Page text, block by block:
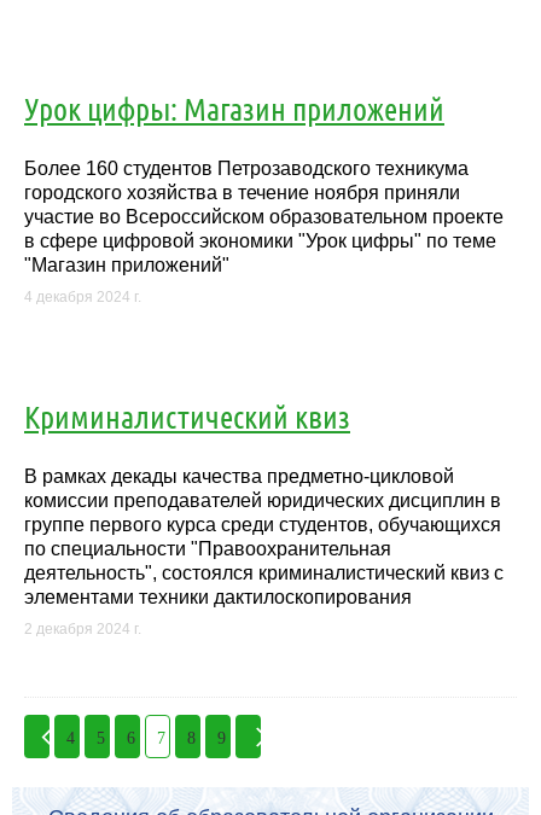
Урок цифры: Магазин приложений
Более 160 студентов Петрозаводского техникума
городского хозяйства в течение ноября приняли
участие во Всероссийском образовательном проекте
в сфере цифровой экономики "Урок цифры" по теме
"Магазин приложений"
4 декабря 2024 г.
Криминалистический квиз
В рамках декады качества предметно-цикловой
комиссии преподавателей юридических дисциплин в
группе первого курса среди студентов, обучающихся
по специальности "Правоохранительная
деятельность", состоялся криминалистический квиз с
элементами техники дактилоскопирования
2 декабря 2024 г.
4 5 6 7 8 9